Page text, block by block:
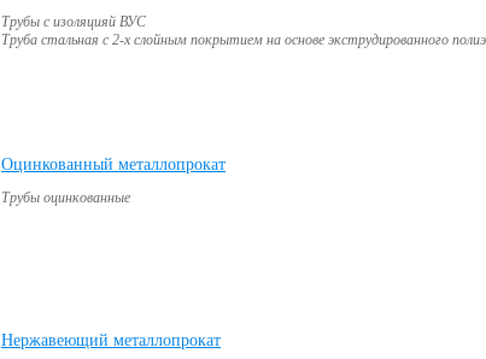
Трубы с изоляцияй ВУС
Труба стальная с 2-х слойным покрытием на основе экструдированного
Оцинкованный металлопрокат
Трубы оцинкованные
Нержавеющий металлопрокат